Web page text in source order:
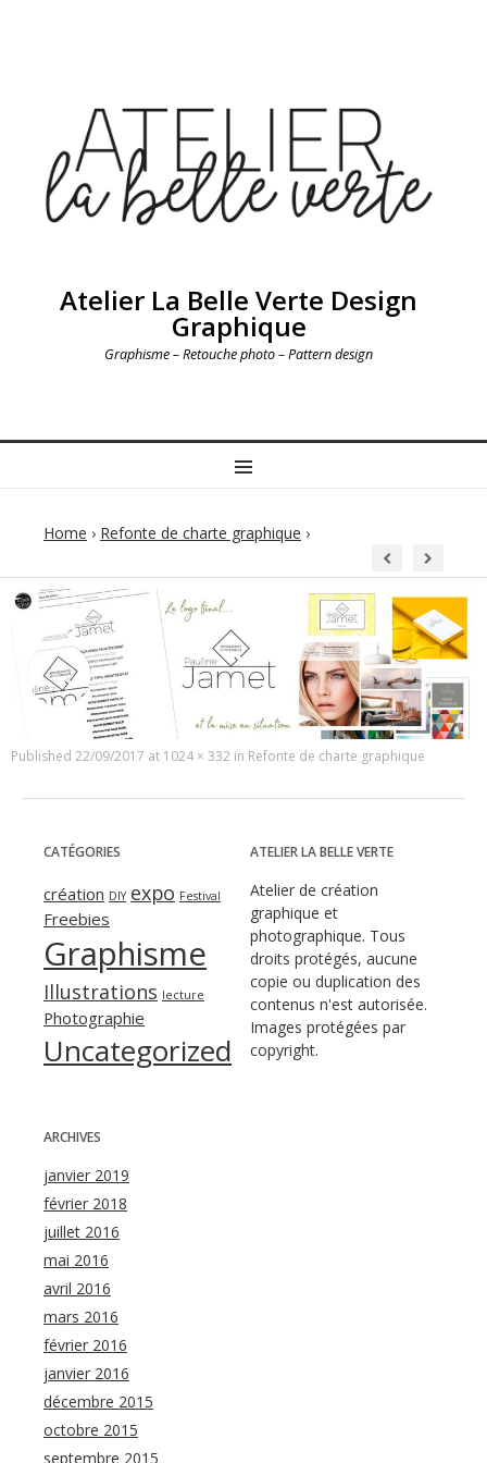
Atelier La Belle Verte Design
Graphique
Graphisme – Retouche photo – Pattern design
MENU
Home › Refonte de charte graphique ›
Published 22/09/2017 at 1024 × 332 in Refonte de charte graphique
CATÉGORIES
création DIY expo Festival
Freebies
Graphisme
Illustrations lecture
Photographie
Uncategorized
ATELIER LA BELLE VERTE
Atelier de création
graphique et
photographique. Tous
droits protégés, aucune
copie ou duplication des
contenus n'est autorisée.
Images protégées par
copyright.
ARCHIVES
janvier 2019
février 2018
juillet 2016
mai 2016
avril 2016
mars 2016
février 2016
janvier 2016
décembre 2015
octobre 2015
septembre 2015